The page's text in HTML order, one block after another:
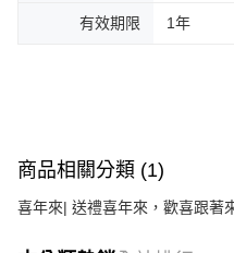
客戶支援中心」https://
１．透過由恩沛科技股份有限公司
https://aftee.tw/terms/#terms3
３．未成年的使用者請事先徵得法
「AFTEE先享後付」，若未經同意
有效期限 1年
商品相關分類 (1)
喜年來| 送禮喜年來，歡喜跟著